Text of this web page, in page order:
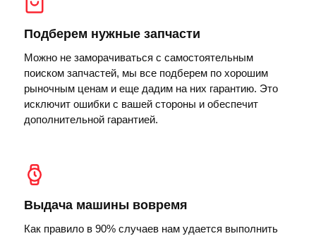
Подберем нужные запчасти
Можно не заморачиваться с самостоятельным
поиском запчастей, мы все подберем по хорошим
рыночным ценам и еще дадим на них гарантию. Это
исключит ошибки с вашей стороны и обеспечит
дополнительной гарантией.
Выдача машины вовремя
Как правило в 90% случаев нам удается выполнить